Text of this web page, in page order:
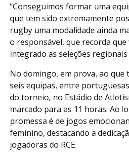
“Conseguimos formar uma
que tem sido extremamente
rugby uma modalidade ainda
o responsável, que recorda
integrado as seleções regionais
No domingo, em prova, ao que
seis equipas, entre
do torneio, no Estádio de
marcado para as 11 horas. Ao
promessa é de jogos
feminino, destacando a
jogadoras do RCE.